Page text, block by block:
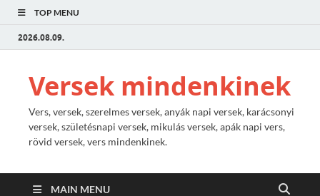
TOP MENU
2026.08.09.
Versek mindenkinek
Vers, versek, szerelmes versek, anyák napi versek, karácsonyi
versek, születésnapi versek, mikulás versek, apák napi vers,
rövid versek, vers mindenkinek.
MAIN MENU